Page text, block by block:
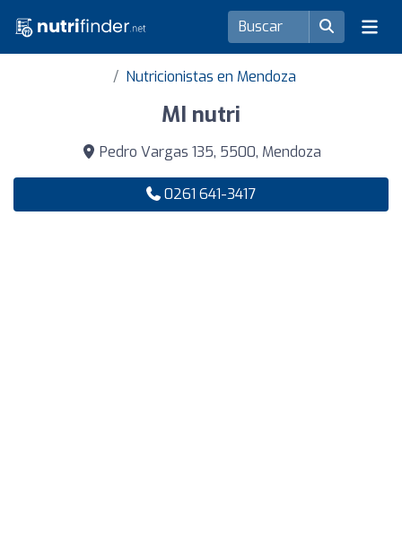
Nutricionistas en Mendoza
MI nutri
Pedro Vargas 135, 5500, Mendoza
0261 641-3417